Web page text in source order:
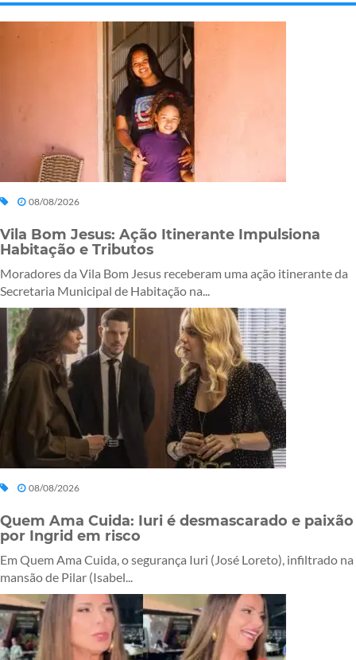
08/08/2026
Vila Bom Jesus: Ação Itinerante Impulsiona
Habitação e Tributos
Moradores da Vila Bom Jesus receberam uma ação itinerante da
Secretaria Municipal de Habitação na...
08/08/2026
Quem Ama Cuida: Iuri é desmascarado e paixão
por Ingrid em risco
Em Quem Ama Cuida, o segurança Iuri (José Loreto), infiltrado na
mansão de Pilar (Isabel...